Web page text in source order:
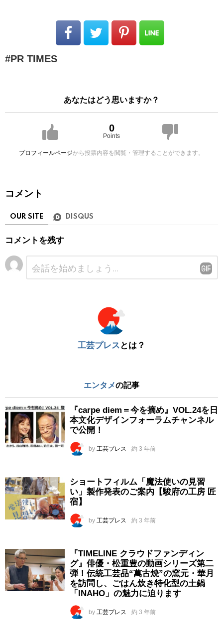
PR TIMES
あなたはどう思いますか？
0
Points
プロフィールページから投票内容を閲覧・管理することができます。
コメント
OUR SITE DISQUS
コメントを残す
工芸プレス とは？
エンタメの記事
『carpe diem＝今を摘め』VOL.24を日
本文化デザインフォーラムチャンネル
で公開！
by 工芸プレス 約 3 年前
ショートフィルム「魔法使いの見習
い」製作発表のご案内【駿府の工房 匠
宿】
by 工芸プレス 約 3 年前
『TIMELINE クラウドファンディン
グ』俳優・松重豊の動画シリーズ第二
弾！伝統工芸品“萬古焼”の窯元・華月
を訪問し、ごはん炊き特化型の土鍋
「INAHO」の魅力に迫ります
by 工芸プレス 約 3 年前